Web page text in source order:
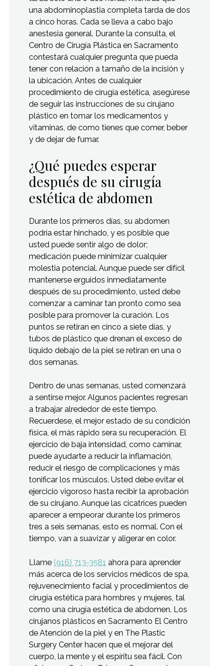
una abdominoplastia completa tarda de dos
a cinco horas. Cada se lleva a cabo bajo
anestesia general. Durante la consulta, el
Centro de Cirugía Plástica en Sacramento
contestará cualquier pregunta que pueda
tener con relación a tamaño de la incisión y
la ubicación. Antes de cualquier
procedimiento de cirugía estética, asegúrese
de seguir las instrucciones de su cirujano
plástico en tomar los medicamentos y
vitaminas, de como tienes que comer, beber
y de dejar de fumar.
¿Qué puedes esperar
después de su cirugía
estética de abdomen
Durante los primeros días, su abdomen
podría estar hinchado, y es posible que
usted puede sentir algo de dolor;
medicación puede minimizar cualquier
molestia potencial. Aunque puede ser difícil
mantenerse erguidos inmediatamente
después de su procedimiento, usted debe
comenzar a caminar tan pronto como sea
posible para promover la curación. Los
puntos se retiran en cinco a siete días, y
tubos de plástico que drenan el exceso de
líquido debajo de la piel se retiran en una o
dos semanas.
Dentro de unas semanas, usted comenzará
a sentirse mejor. Algunos pacientes regresan
a trabajar alrededor de este tiempo.
Recuerdese, el mejor estado de su condición
física, el más rápido sera su recuperación. El
ejercicio de baja intensidad, como caminar,
puede ayudarte a reducir la inflamación,
reducir el riesgo de complicaciones y más
tonificar los músculos. Usted debe evitar el
ejercicio vigoroso hasta recibir la aprobación
de su cirujano. Aunque las cicatrices pueden
aparecer a empeorar durante los primeros
tres a seis semanas, esto es normal. Con el
tiempo, van a suavizar y aligerar en color.
Llame (916) 713-3581 ahora para aprender
más acerca de los servicios médicos de spa,
rejuvenecimiento facial y procedimientos de
cirugía estética para hombres y mujeres, tal
como una cirugía estética de abdomen. Los
cirujanos plásticos en Sacramento El Centro
de Atención de la piel y en The Plastic
Surgery Center hacen que el mejorar del
cuerpo, la mente y el espíritu sea fácil. Con